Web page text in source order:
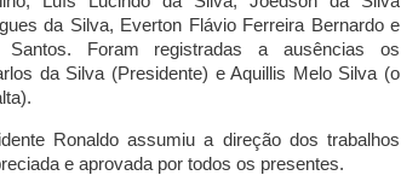
da Silva, Everton Flávio Ferreira Bernardo e
Santos. Foram registradas a ausências os
da Silva (Presidente) e Aquillis Melo Silva (o
Ronaldo assumiu a direção dos trabalhos
e aprovada por todos os presentes.